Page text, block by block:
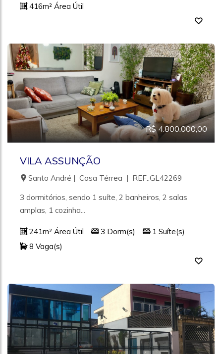
416m² Área Útil
R$ 4.800.000,00
VILA ASSUNÇÃO
Santo André | Casa Térrea | REF.:GL42269
3 dormitórios, sendo 1 suíte, 2 banheiros, 2 salas
amplas, 1 cozinha...
241m² Área Útil 3 Dorm(s)
1 Suíte(s)
8 Vaga(s)